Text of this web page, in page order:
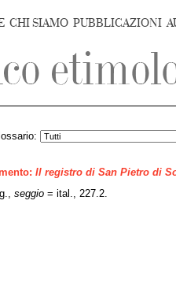
CHI SIAMO PUBBLICAZIONI
Il registro di San Pietro di
seggio = ital., 227.2.